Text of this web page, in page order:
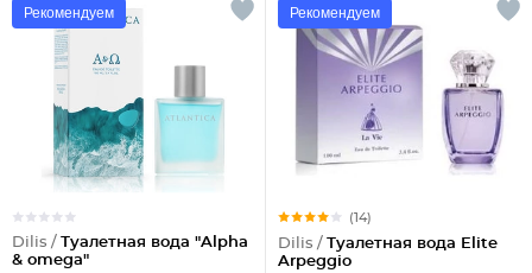
Рекомендуем
Dilis / Туалетная вода "Alpha
& omega"
Рекомендуем
(14)
Dilis / Туалетная вода Elite
Arpeggio